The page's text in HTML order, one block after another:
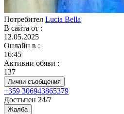
Потребител Lucia Bella
В сайта от :
12.05.2025
Онлайн в :
16:45
Активни обяви :
137
Лични съобщения
+359 306943865379
Достъпен 24/7
Жалба